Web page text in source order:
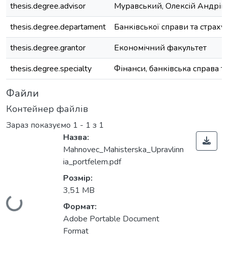
thesis.degree.advisor
Муравський, Олексій
thesis.degree.departament
Банківської справи та
thesis.degree.grantor
Економічний факультет
thesis.degree.specialty
Фінанси, банківська справа
Файли
Контейнер файлів
Зараз показуємо 1 - 1 з 1
Вантажиться...
Назва:
Mahnovec_Mahisterska_Upravlinn
ia_portfelem.pdf
Розмір:
3,51 MB
Формат:
Adobe Portable Document
Format